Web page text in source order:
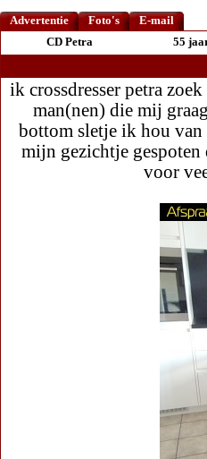
Advertentie Foto's
E-mail
CD Petra
55
ik crossdresser petra
man(nen) die mij
bottom sletje ik hou
mijn gezichtje gespoten
voor